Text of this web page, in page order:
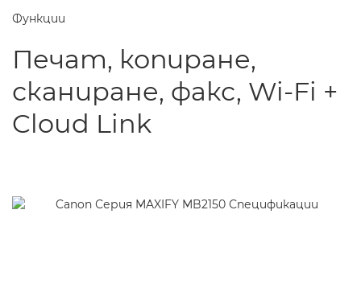
Функции
Печат, копиране,
сканиране, факс, Wi-Fi +
Cloud Link